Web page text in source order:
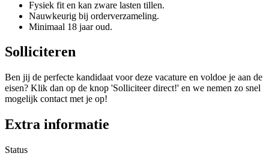
Fysiek fit en kan zware lasten tillen.
Nauwkeurig bij orderverzameling.
Minimaal 18 jaar oud.
Solliciteren
Ben jij de perfecte kandidaat voor deze vacature en voldoe je aan de
eisen? Klik dan op de knop 'Solliciteer direct!' en we nemen zo snel
mogelijk contact met je op!
Extra informatie
Status